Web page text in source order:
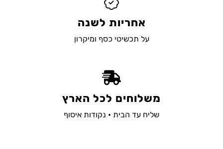
אחריות לשנה
על תכשיטי כסף ומיקרון
משלוחים לכל הארץ
שליח עד הבית • נקודות איסוף